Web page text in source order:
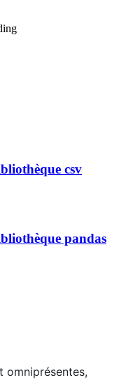
csv
pandas
omniprésentes,